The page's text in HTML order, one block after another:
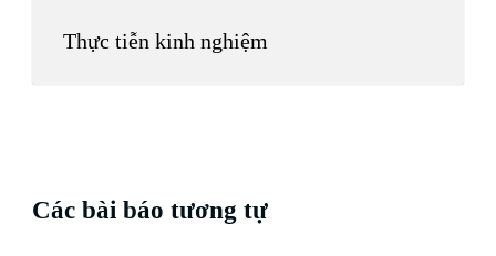
Thực tiễn kinh nghiệm
Các bài báo tương tự